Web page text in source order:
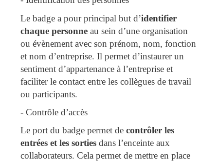
Le badge a pour principal but d’identifier
chaque personne au sein d’une organisation
ou évènement avec son prénom, nom, fonction
et nom d’entreprise. Il permet d’instaurer un
sentiment d’appartenance à l’entreprise et
faciliter le contact entre les collègues de travail
ou participants.
- Contrôle d’accès
Le port du badge permet de contrôler les
entrées et les sorties dans l’enceinte aux
collaborateurs. Cela permet de mettre en place